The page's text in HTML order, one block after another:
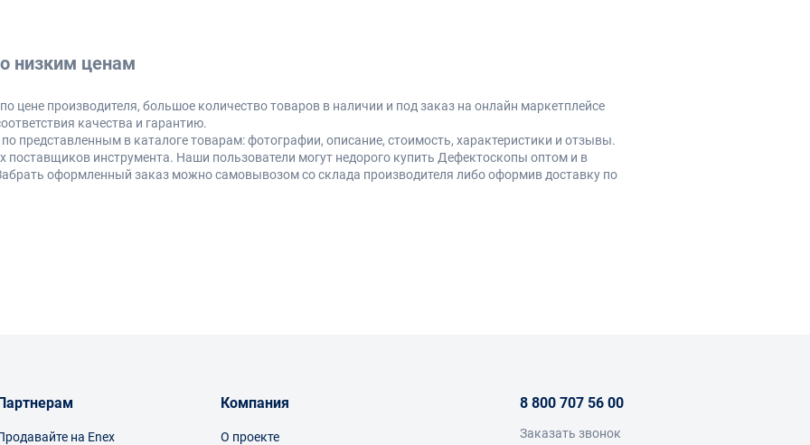
низким ценам
цене производителя, большое количество товаров в наличии и под заказ на онлайн маркетплейсе
качества и гарантию.
представленным в каталоге товарам: фотографии, описание, стоимость, характеристики и отзывы.
инструмента. Наши пользователи могут недорого купить Дефектоскопы оптом и в
оформленный заказ можно самовывозом со склада производителя либо оформив доставку по
на Enex
Компания
О проекте
8 800 707 56 00
Заказать звонок